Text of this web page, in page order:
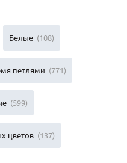
Белые (108)
петлями (771)
(599)
цветов (137)